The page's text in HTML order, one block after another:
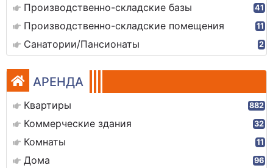
Производственно-складские базы 41
Производственно-складские помещения 11
Санатории/Пансионаты 2
АРЕНДА
Квартиры 882
Коммерческие здания 32
Комнаты 11
Дома 96